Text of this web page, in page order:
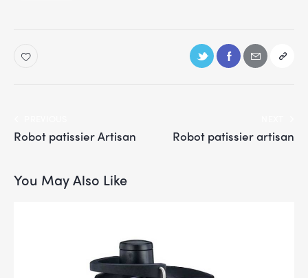
Robot patissier Artisan Robot patissier artisan
You May Also Like